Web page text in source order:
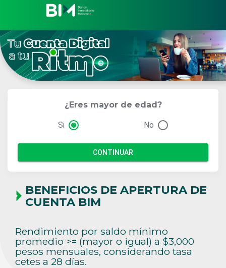
¿Eres mayor de edad?
Si No
CONTINUAR
BENEFICIOS DE APERTURA DE
CUENTA BIM
Rendimiento por saldo mínimo
promedio >= (mayor o igual) a $3,000
pesos mensuales, considerando tasa
cetes a 28 días.